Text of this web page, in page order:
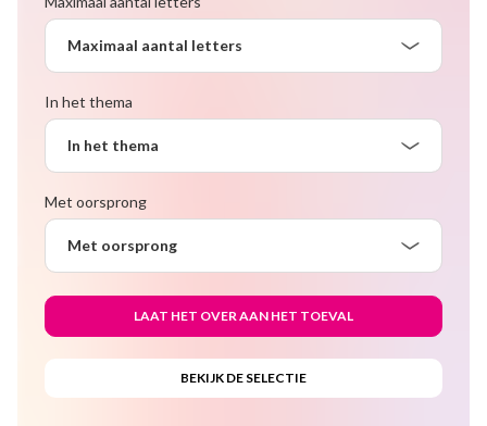
Maximaal aantal letters
In het thema
In het thema
Met oorsprong
Met oorsprong